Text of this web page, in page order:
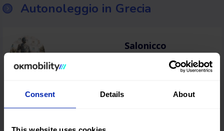
Consent Details About
Autonoleggio in Grecia
Salonicco